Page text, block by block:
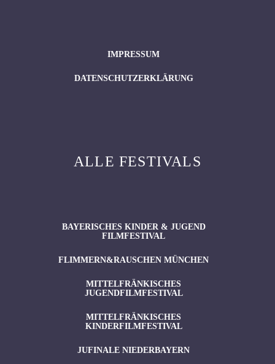
IMPRESSUM
DATENSCHUTZERKLÄRUNG
ALLE FESTIVALS
BAYERISCHES KINDER & JUGEND
FILMFESTIVAL
FLIMMERN&RAUSCHEN MÜNCHEN
MITTELFRÄNKISCHES
JUGENDFILMFESTIVAL
MITTELFRÄNKISCHES
KINDERFILMFESTIVAL
JUFINALE NIEDERBAYERN